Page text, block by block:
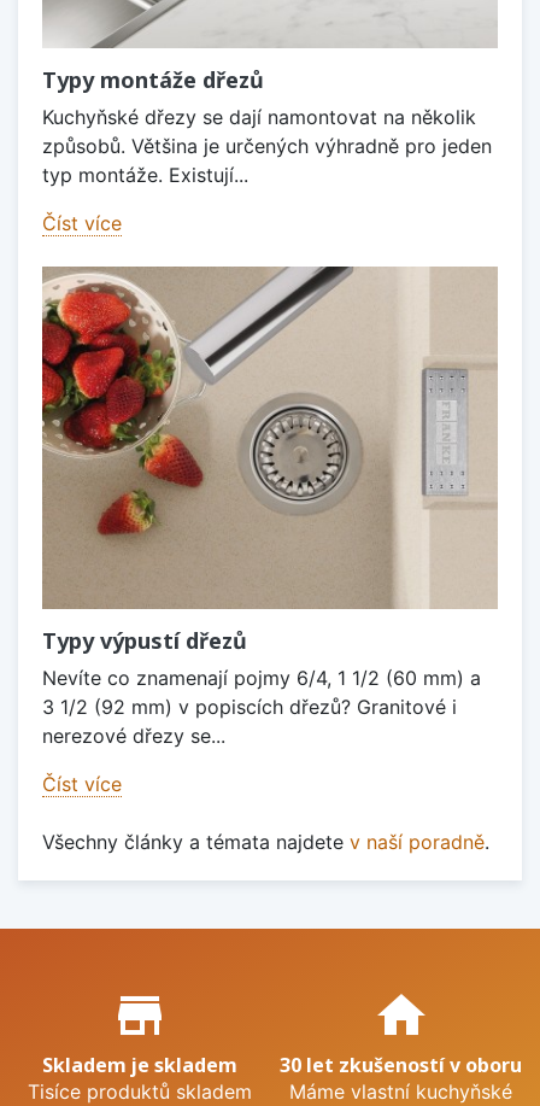
Typy montáže dřezů
Kuchyňské dřezy se dají namontovat na několik
způsobů. Většina je určených výhradně pro jeden
typ montáže. Existují...
Číst více
Typy výpustí dřezů
Nevíte co znamenají pojmy 6/4, 1 1/2 (60 mm) a
3 1/2 (92 mm) v popiscích dřezů? Granitové i
nerezové dřezy se...
Číst více
Všechny články a témata najdete v naší poradně.
Proč nakupovat u nás?
store_mall_directory
Skladem je skladem
Tisíce produktů skladem
home
30 let zkušeností v oboru
Máme vlastní kuchyňské